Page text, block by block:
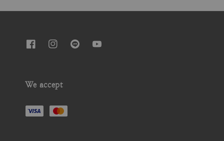
We accept